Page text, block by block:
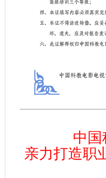
中国
亲力打造职